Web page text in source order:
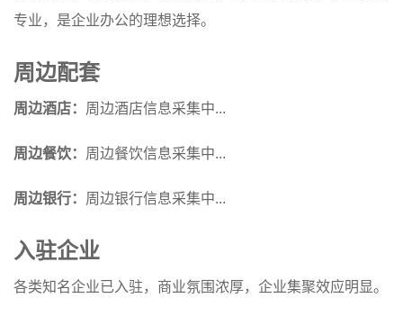
专业，是企业办公的理想选择。
周边配套
周边酒店： 周边酒店信息采集中...
周边餐饮： 周边餐饮信息采集中...
周边银行： 周边银行信息采集中...
入驻企业
各类知名企业已入驻，商业氛围浓厚，企业集聚效应明显。